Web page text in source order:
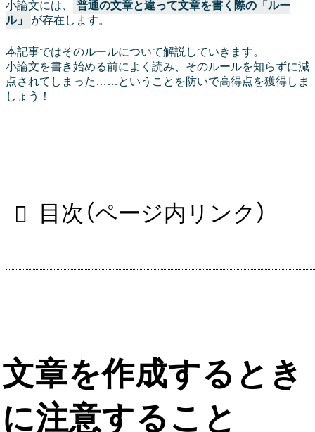
小論文には、
普通の文章と違って文章を書く際の「ルー
ル」
が存在します。
本記事ではそのルールについて解説していきます。
小論文を書き始める前によく読み、そのルールを知らずに減
点されてしまった……ということを防いで高得点を獲得しま
しょう！
目次（ページ内リンク）
文章を作成するとき
に注意すること